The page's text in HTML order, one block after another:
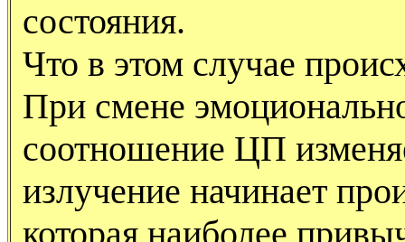
состояния.
Что в этом случае
При смене
соотношение ЦП
излучение начинает
которая наиболее